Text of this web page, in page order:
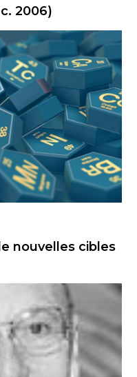
2006)
nouvelles cibles